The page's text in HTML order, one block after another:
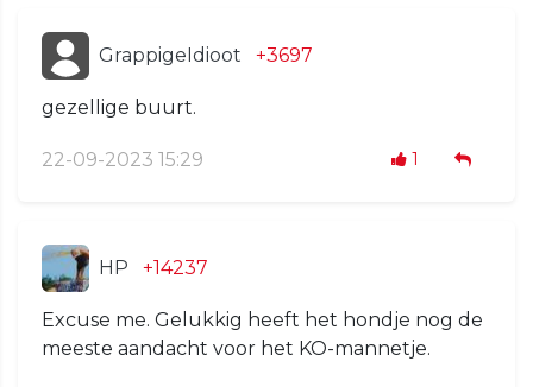
GrappigeIdioot +3697
gezellige buurt.
22-09-2023 15:29 1
HP +14237
Excuse me. Gelukkig heeft het hondje nog de
meeste aandacht voor het KO-mannetje.